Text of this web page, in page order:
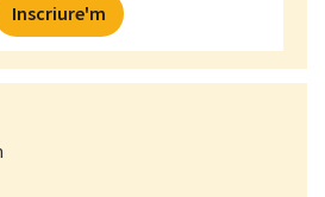
Inscriure'm